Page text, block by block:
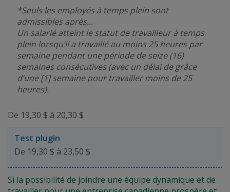
*Seuls les employés à temps plein sont
admissibles après...
Un salarié atteint le statut de travailleur à temps
plein lorsqu’il a travaillé au moins 25 heures par
semaine pendant une période de seize (16)
semaines consécutives (avec un délai de grâce
d’une [1] semaine pour travailler moins de 25
heures).
De 19,30 $ à 20,30 $
Test plugin
De 19,30 $ à 23,50 $
Si la possibilité de joindre une équipe dynamique et de